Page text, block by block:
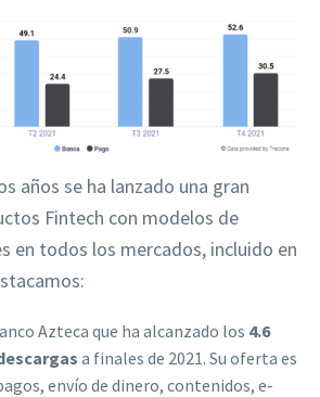
años se ha lanzado una gran
Fintech con modelos de
en todos los mercados, incluido en
Azteca que ha alcanzado los 4.6
a finales de 2021. Su oferta es
envío de dinero, contenidos, e-